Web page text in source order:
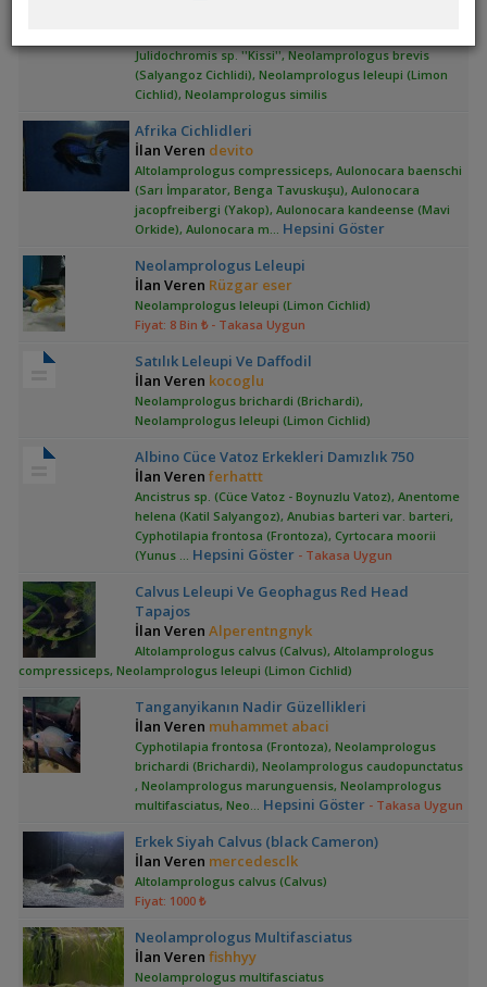
Julidochromis sp. ''Kissi'', Neolamprologus brevis
(Salyangoz Cichlidi), Neolamprologus leleupi (Limon
Cichlid), Neolamprologus similis
Afrika Cichlidleri
İlan Veren devito
Altolamprologus compressiceps, Aulonocara baenschi
(Sarı İmparator, Benga Tavuskuşu), Aulonocara
jacopfreibergi (Yakop), Aulonocara kandeense (Mavi
Orkide), Aulonocara m... Hepsini Göster
Neolamprologus Leleupi
İlan Veren Rüzgar eser
Neolamprologus leleupi (Limon Cichlid)
Fiyat: 8 Bin ₺- Takasa Uygun
Satılık Leleupi Ve Daffodil
İlan Veren kocoglu
Neolamprologus brichardi (Brichardi),
Neolamprologus leleupi (Limon Cichlid)
Albino Cüce Vatoz Erkekleri Damızlık 750
İlan Veren ferhattt
Ancistrus sp. (Cüce Vatoz - Boynuzlu Vatoz), Anentome
helena (Katil Salyangoz), Anubias barteri var. barteri,
Cyphotilapia frontosa (Frontoza), Cyrtocara moorii
(Yunus ... Hepsini Göster- Takasa Uygun
Calvus Leleupi Ve Geophagus Red Head
Tapajos
İlan Veren Alperentngnyk
Altolamprologus calvus (Calvus), Altolamprologus
compressiceps, Neolamprologus leleupi (Limon Cichlid)
Tanganyikanın Nadir Güzellikleri
İlan Veren muhammet abaci
Cyphotilapia frontosa (Frontoza), Neolamprologus
brichardi (Brichardi), Neolamprologus caudopunctatus
, Neolamprologus marunguensis, Neolamprologus
multifasciatus, Neo... Hepsini Göster- Takasa Uygun
Erkek Siyah Calvus (black Cameron)
İlan Veren mercedesclk
Altolamprologus calvus (Calvus)
Fiyat: 1000 ₺
Neolamprologus Multifasciatus
İlan Veren fishhyy
Neolamprologus multifasciatus